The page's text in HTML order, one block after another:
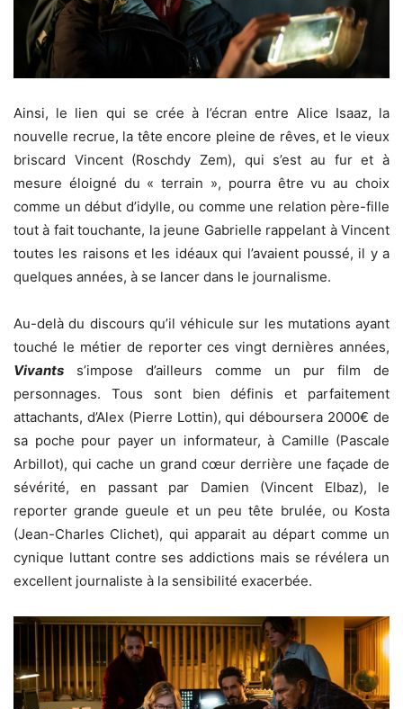
Ainsi, le lien qui se crée à l’écran entre Alice Isaaz, la
nouvelle recrue, la tête encore pleine de rêves, et le vieux
briscard Vincent (Roschdy Zem), qui s’est au fur et à
mesure éloigné du « terrain », pourra être vu au choix
comme un début d’idylle, ou comme une relation père-fille
tout à fait touchante, la jeune Gabrielle rappelant à Vincent
toutes les raisons et les idéaux qui l’avaient poussé, il y a
quelques années, à se lancer dans le journalisme.
Au-delà du discours qu’il véhicule sur les mutations ayant
touché le métier de reporter ces vingt dernières années,
Vivants s’impose d’ailleurs comme un pur film de
personnages. Tous sont bien définis et parfaitement
attachants, d’Alex (Pierre Lottin), qui déboursera 2000€ de
sa poche pour payer un informateur, à Camille (Pascale
Arbillot), qui cache un grand cœur derrière une façade de
sévérité, en passant par Damien (Vincent Elbaz), le
reporter grande gueule et un peu tête brulée, ou Kosta
(Jean-Charles Clichet), qui apparait au départ comme un
cynique luttant contre ses addictions mais se révélera un
excellent journaliste à la sensibilité exacerbée.